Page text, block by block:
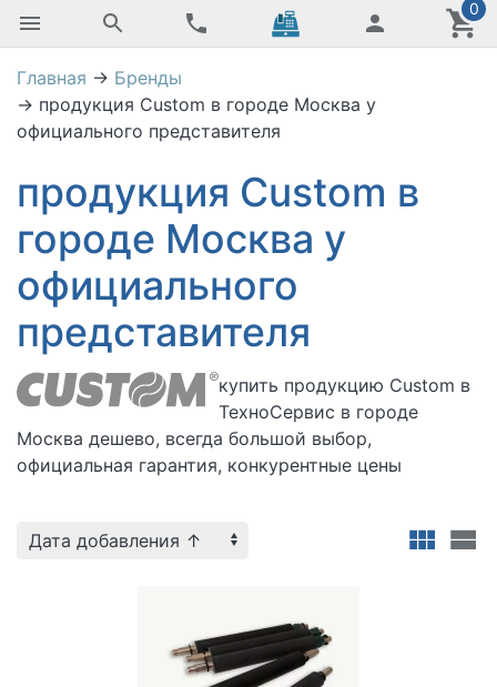
0
Главная → Бренды
→ продукция Custom в городе Москва у
официального представителя
продукция Custom в
городе Москва у
официального
представителя
купить продукцию Custom в
ТехноСервис в городе
Москва дешево, всегда большой выбор,
официальная гарантия, конкурентные цены